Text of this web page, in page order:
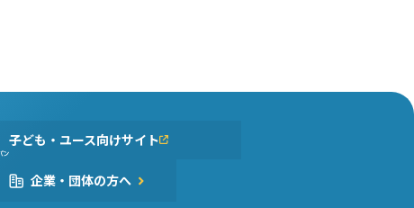
子ども・ユース向けサイト
企業・団体の方へ